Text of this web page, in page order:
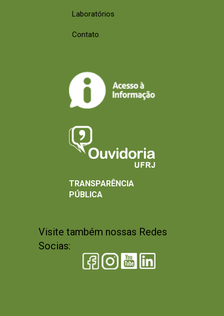
Laboratórios
Contato
Visite também nossas Redes
Socias:
TRANSPARÊNCIA
PÚBLICA